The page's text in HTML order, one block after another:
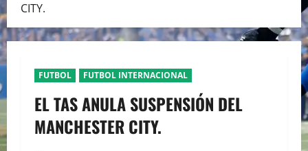
CITY.
FUTBOL FUTBOL INTERNACIONAL
EL TAS ANULA SUSPENSIÓN DEL
MANCHESTER CITY.